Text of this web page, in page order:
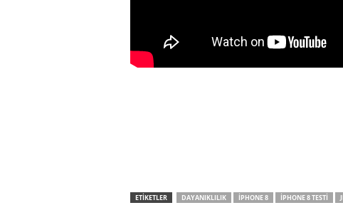
ETİKETLER DAYANIKLILIK IPHONE 8 IPHONE 8 TESTI